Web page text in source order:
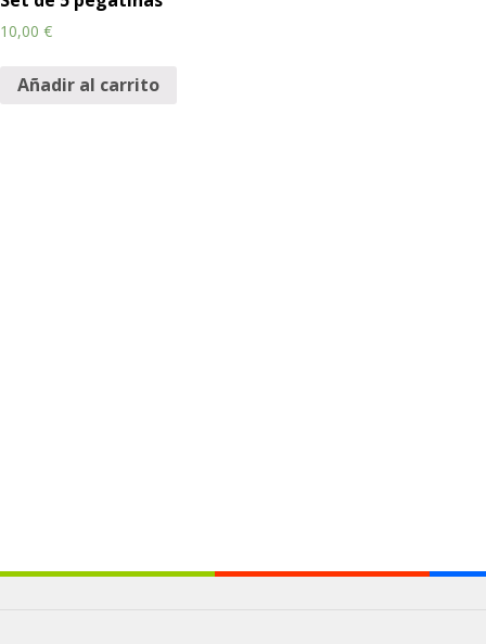
10,00 €
Añadir al carrito